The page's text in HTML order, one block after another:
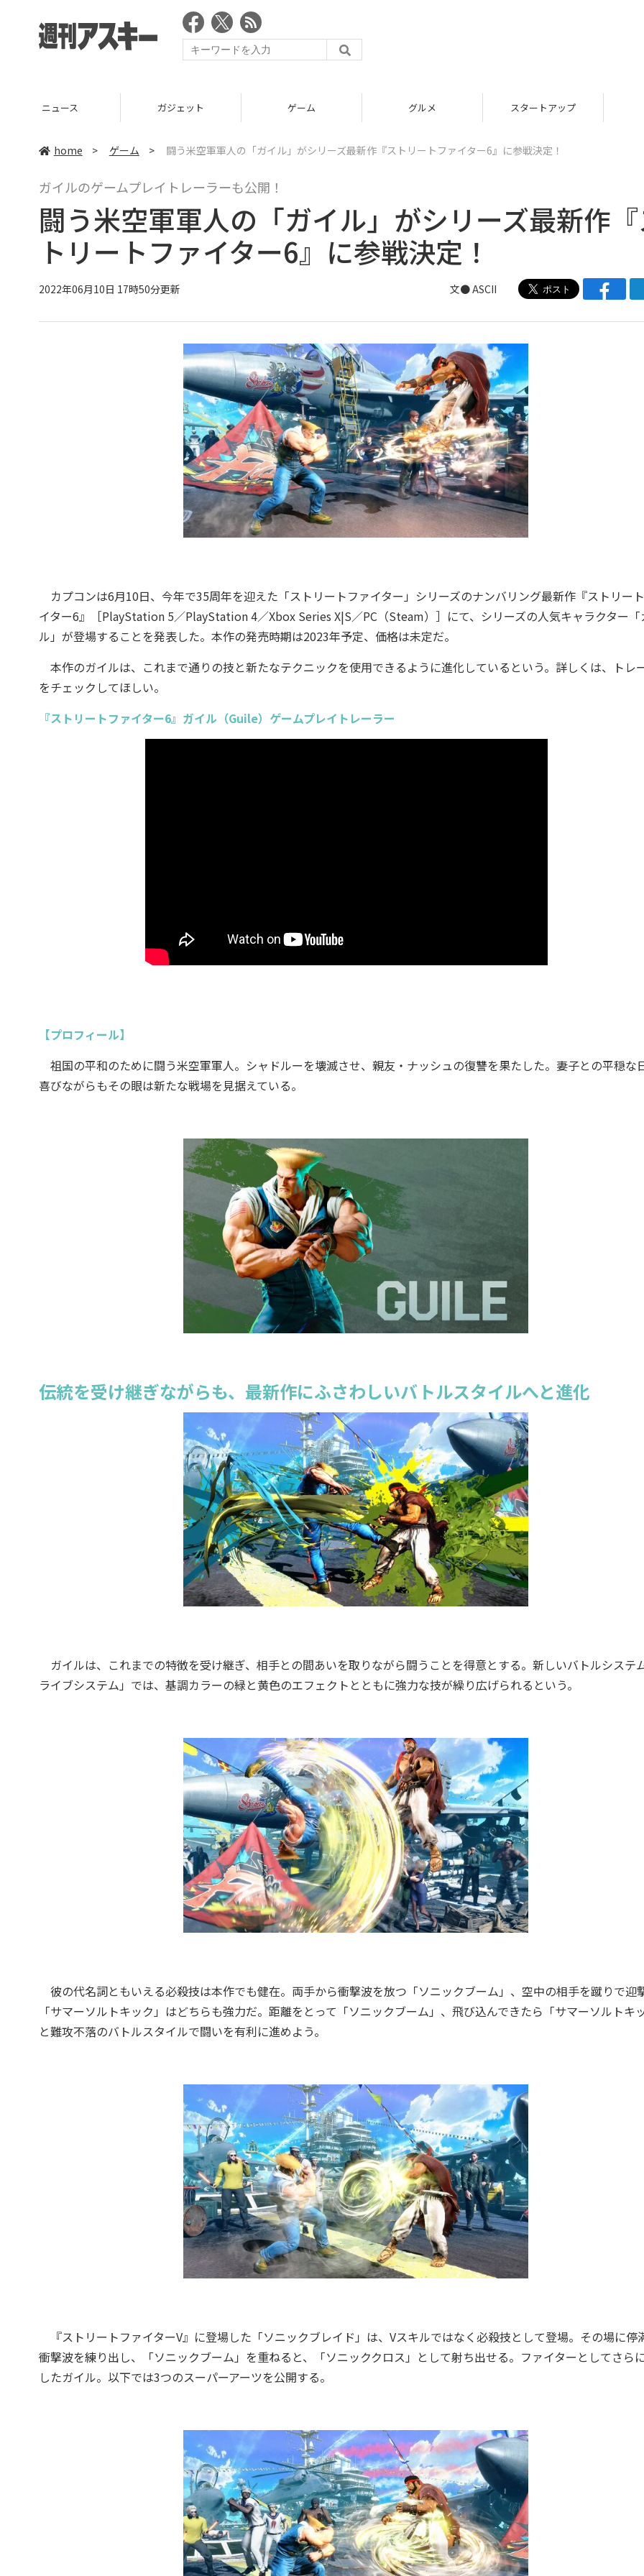
ニュース ガジェット ゲーム グルメ スタートアップ
home > ゲーム > 闘う米空軍軍人の「ガイル」がシリーズ最新作『ストリートファイター6』に参戦決定！
ガイルのゲームプレイトレーラーも公開！
闘う米空軍軍人の「ガイル」がシリーズ最新作
トリートファイター6』に参戦決定！
2022年06月10日 17時50分更新 文● ASCII
カプコンは6月10日、今年で35周年を迎えた「ストリートファイター」シリーズのナンバリング最新作『ストリー
イター6』［PlayStation 5／PlayStation 4／Xbox Series X|S／PC（Steam）］にて、シリーズの人気キャラクター「
ル」が登場することを発表した。本作の発売時期は2023年予定、価格は未定だ。
本作のガイルは、これまで通りの技と新たなテクニックを使用できるように進化しているという。詳しくは、トレ
をチェックしてほしい。
『ストリートファイター6』ガイル（Guile）ゲームプレイトレーラー
【プロフィール】
祖国の平和のために闘う米空軍軍人。シャドルーを壊滅させ、親友・ナッシュの復讐を果たした。妻子との平穏な
喜びながらもその眼は新たな戦場を見据えている。
伝統を受け継ぎながらも、最新作にふさわしいバトルスタイルへと進化
ガイルは、これまでの特徴を受け継ぎ、相手との間あいを取りながら闘うことを得意とする。新しいバトルシステ
ライブシステム」では、基調カラーの緑と黄色のエフェクトとともに強力な技が繰り広げられるという。
彼の代名詞ともいえる必殺技は本作でも健在。両手から衝撃波を放つ「ソニックブーム」、空中の相手を蹴りで迎
「サマーソルトキック」はどちらも強力だ。距離をとって「ソニックブーム」、飛び込んできたら「サマーソルトキ
と難攻不落のバトルスタイルで闘いを有利に進めよう。
『ストリートファイターV』に登場した「ソニックブレイド」は、Vスキルではなく必殺技として登場。その場に停
衝撃波を練り出し、「ソニックブーム」を重ねると、「ソニッククロス」として射ち出せる。ファイターとしてさら
したガイル。以下では3つのスーパーアーツを公開する。